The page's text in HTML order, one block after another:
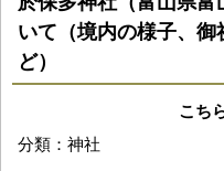
いて（境内の様子、
ど）
こち
分類：神社